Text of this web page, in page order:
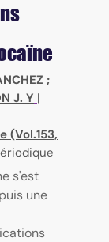
;
J. Y |
(Vol.153,
s'est
une